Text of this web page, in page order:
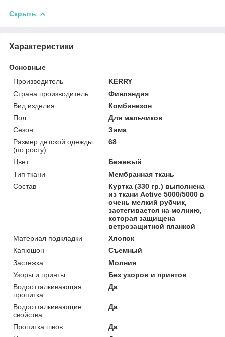
Скрыть
Характеристики
Основные
Производитель
KERRY
Страна производитель
Финляндия
Вид изделия
Комбинезон
Пол
Для мальчиков
Сезон
Зима
Размер детской одежды
(по росту)
68
Цвет
Бежевый
Тип ткани
Мембранная ткань
Состав
Куртка (330 гр.) выполнена
из ткани Active 5000/5000 в
очень мелкий рубчик,
застегивается на молнию,
которая защищена
ветрозащитной планкой
Материал подкладки
Хлопок
Капюшон
Съемный
Застежка
Молния
Узоры и принты
Без узоров и принтов
Водоотталкивающая
пропитка
Да
Водоотталкивающие
свойства
Да
Пропитка швов
Да